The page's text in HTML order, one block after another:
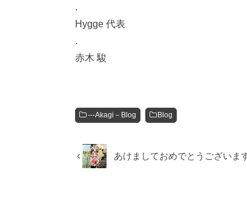
.
Hygge 代表
.
赤木 駿
---Akagi－Blog Blog
あけましておめでとうございま